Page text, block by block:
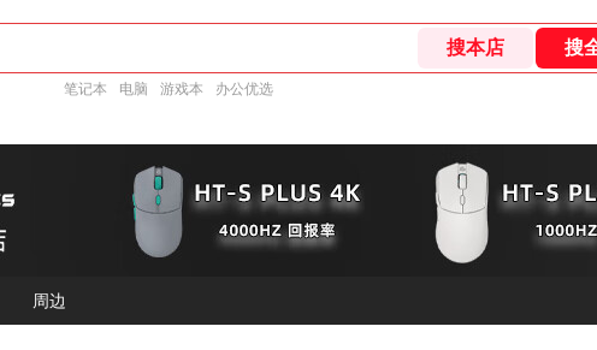
笔记本 电脑 游戏本 办公优选
周边